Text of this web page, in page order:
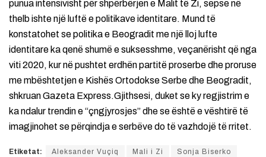
punua intensivisht për shpërbërjen e Malit të Zi, sepse në
thelb ishte një luftë e politikave identitare. Mund të
konstatohet se politika e Beogradit me një lloj lufte
identitare ka qenë shumë e suksesshme, veçanërisht që nga
viti 2020, kur në pushtet erdhën partitë proserbe dhe proruse
me mbështetjen e Kishës Ortodokse Serbe dhe Beogradit,
shkruan Gazeta Express.Gjithsesi, duket se ky regjistrim e
ka ndalur trendin e “çngjyrosjes” dhe se është e vështirë të
imagjinohet se përqindja e serbëve do të vazhdojë të rritet.
Etiketat: Aleksander Vuçiq Mali i Zi Sonja Biserko